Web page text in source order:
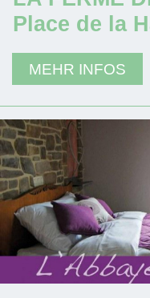
Place de la
MEHR INFOS